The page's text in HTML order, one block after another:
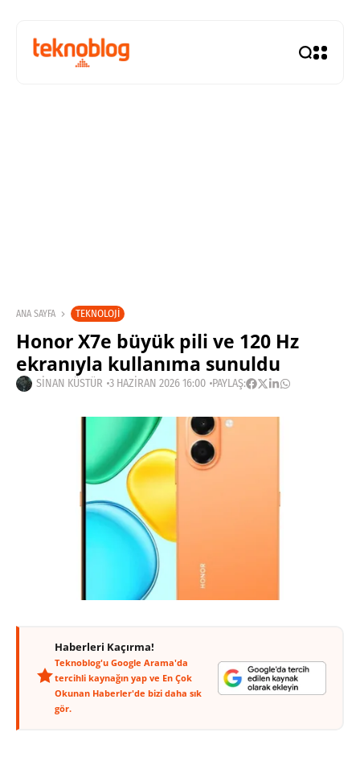
ANA SAYFA TEKNOLOJI
Honor X7e büyük pili ve 120 Hz
ekranıyla kullanıma sunuldu
SINAN KÜSTÜR 3 HAZIRAN 2026 16:00 PAYLAŞ:
Haberleri Kaçırma!
Teknoblog'u Google Arama'da
tercihli kaynağın yap ve En Çok
Okunan Haberler'de bizi daha sık
gör.